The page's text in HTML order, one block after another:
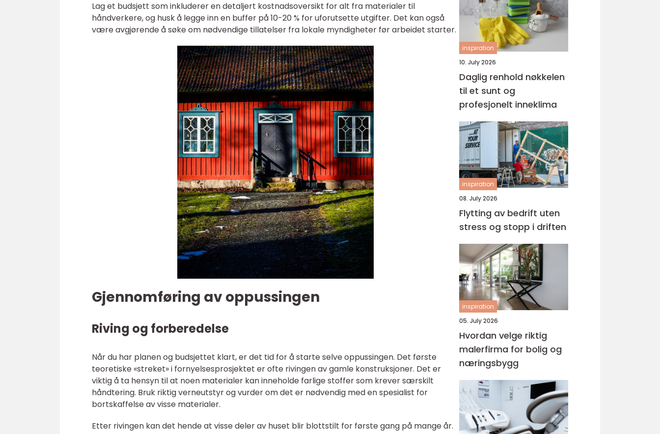
Lag et budsjett som inkluderer en detaljert kostnadsoversikt for alt fra materialer til
håndverkere, og husk å legge inn en buffer på 10-20 % for uforutsette utgifter. Det kan også
være avgjørende å søke om nødvendige tillatelser fra lokale myndigheter før arbeidet starter.
Gjennomføring av oppussingen
Riving og forberedelse
Når du har planen og budsjettet klart, er det tid for å starte selve oppussingen. Det første
teoretiske «streket» i fornyelsesprosjektet er ofte rivingen av gamle konstruksjoner. Det er
viktig å ta hensyn til at noen materialer kan inneholde farlige stoffer som krever særskilt
håndtering. Bruk riktig verneutstyr og vurder om det er nødvendig med en spesialist for
bortskaffelse av visse materialer.
Etter rivingen kan det hende at visse deler av huset blir blottstilt for første gang på mange år.
inspiration
10. July 2026
Daglig renhold nøkkelen
til et sunt og
profesjonelt inneklima
inspiration
08. July 2026
Flytting av bedrift uten
stress og stopp i driften
inspiration
05. July 2026
Hvordan velge riktig
malerfirma for bolig og
næringsbygg